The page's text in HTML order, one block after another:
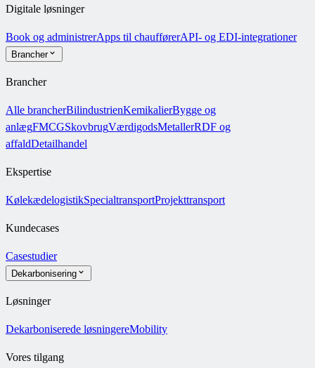
Digitale løsninger
Book og administrerApps til chaufførerAPI- og EDI-integrationer
Brancher
Brancher
Alle brancherBilindustrienKemikalierBygge og
anlægFMCGSkovbrugVærdigodsMetallerRDF og
affaldDetailhandel
Ekspertise
KølekædelogistikSpecialtransportProjekttransport
Kundecases
Casestudier
Dekarbonisering
Løsninger
Dekarboniserede løsningereMobility
Vores tilgang